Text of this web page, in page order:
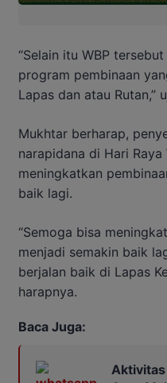
“Selain itu WBP
program pembinaan
Lapas dan atau Rutan,”
Mukhtar berharap,
narapidana di Hari
meningkatkan
baik lagi.
“Semoga bisa
menjadi semakin baik
berjalan baik di Lapas
harapnya.
Baca Juga:
Aktivitas